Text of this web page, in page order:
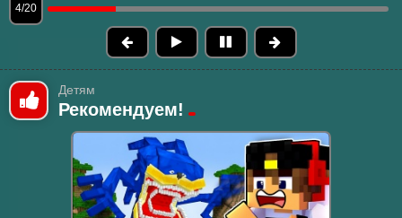
5/20
Детям
Рекомендуем!